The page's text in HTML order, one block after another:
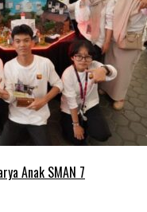
Anak SMAN 7